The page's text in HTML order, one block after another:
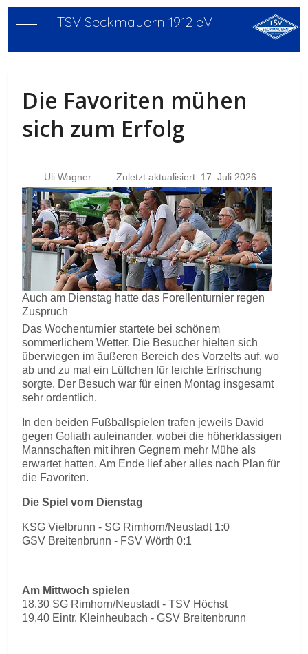
Mobile Menu Toggle
TSV Seckmauern 1912 eV
Die Favoriten mühen
sich zum Erfolg
Uli Wagner Zuletzt aktualisiert: 17. Juli 2026
Auch am Dienstag hatte das Forellenturnier regen
Zuspruch
Das Wochenturnier startete bei schönem
sommerlichem Wetter. Die Besucher hielten sich
überwiegen im äußeren Bereich des Vorzelts auf, wo
ab und zu mal ein Lüftchen für leichte Erfrischung
sorgte. Der Besuch war für einen Montag insgesamt
sehr ordentlich.
In den beiden Fußballspielen trafen jeweils David
gegen Goliath aufeinander, wobei die höherklassigen
Mannschaften mit ihren Gegnern mehr Mühe als
erwartet hatten. Am Ende lief aber alles nach Plan für
die Favoriten.
Die Spiel vom Dienstag
KSG Vielbrunn - SG Rimhorn/Neustadt 1:0
GSV Breitenbrunn - FSV Wörth 0:1
Am Mittwoch spielen
18.30 SG Rimhorn/Neustadt - TSV Höchst
19.40 Eintr. Kleinheubach - GSV Breitenbrunn